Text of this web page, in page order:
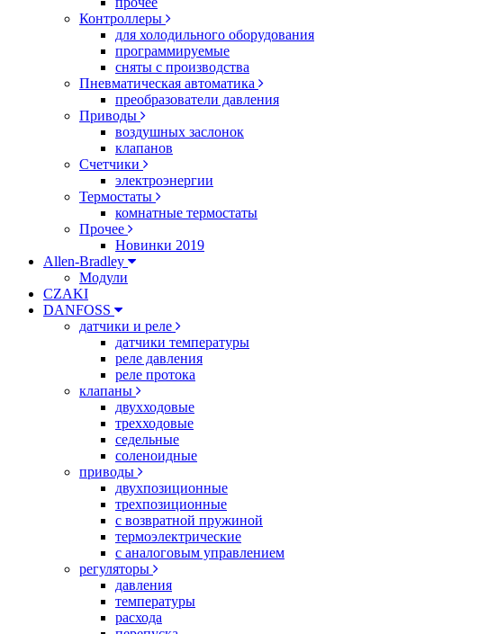
Контроллеры
для холодильного оборудования
программируемые
сняты с производства
Пневматическая автоматика
преобразователи давления
Приводы
воздушных заслонок
клапанов
Счетчики
электроэнергии
Термостаты
комнатные термостаты
Прочее
Новинки 2019
Allen-Bradley
Модули
CZAKI
DANFOSS
датчики и реле
датчики температуры
реле давления
реле протока
клапаны
двухходовые
трехходовые
седельные
соленоидные
приводы
двухпозиционные
трехпозиционные
с возвратной пружиной
термоэлектрические
с аналоговым управлением
регуляторы
давления
температуры
расхода